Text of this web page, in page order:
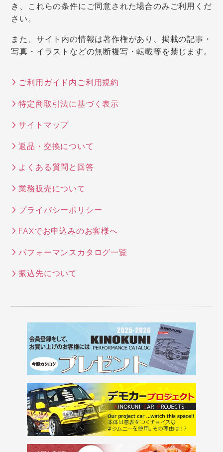
き、これらの条件にご同意された場合のみご利用くだ
さい。
また、サイト内の情報は著作権があり、掲載の記事・
写真・イラストなどの無断複写・転載等を禁じます。
ご利用ガイド内ご利用規約
特定商取引法に基づく表示
サイトマップ
返品・交換について
よくある質問と回答
業務販売について
プライバシーポリシー
FAXでお申込みのお客様へ
パフォーマンスカタログ一覧
振込先について